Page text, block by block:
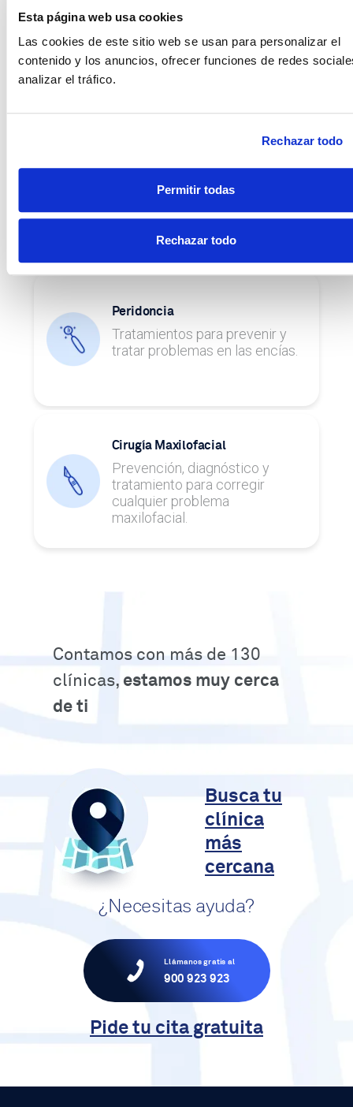
Esta página web usa cookies
Las cookies de este sitio web se usan para personalizar el
contenido y los anuncios, ofrecer funciones de redes
analizar el tráfico.
Rechazar todo
Permitir todas
Rechazar todo
Tratamientos para eliminar la
parte profunda del diente
cuando se encuentra lesionado.
Evita problemas en tus dientes
prevención para detectar
posibles caries.
Peridoncia
Tratamientos para prevenir y
tratar problemas en las encías.
Cirugía Maxilofacial
Prevención, diagnóstico y
tratamiento para corregir
cualquier problema
maxilofacial.
Contamos con más de 130
clínicas, estamos muy cerca
de ti
Busca tu
clínica
más
cercana
¿Necesitas ayuda?
Llámanos gratis al
900 923 923
Pide tu cita gratuita